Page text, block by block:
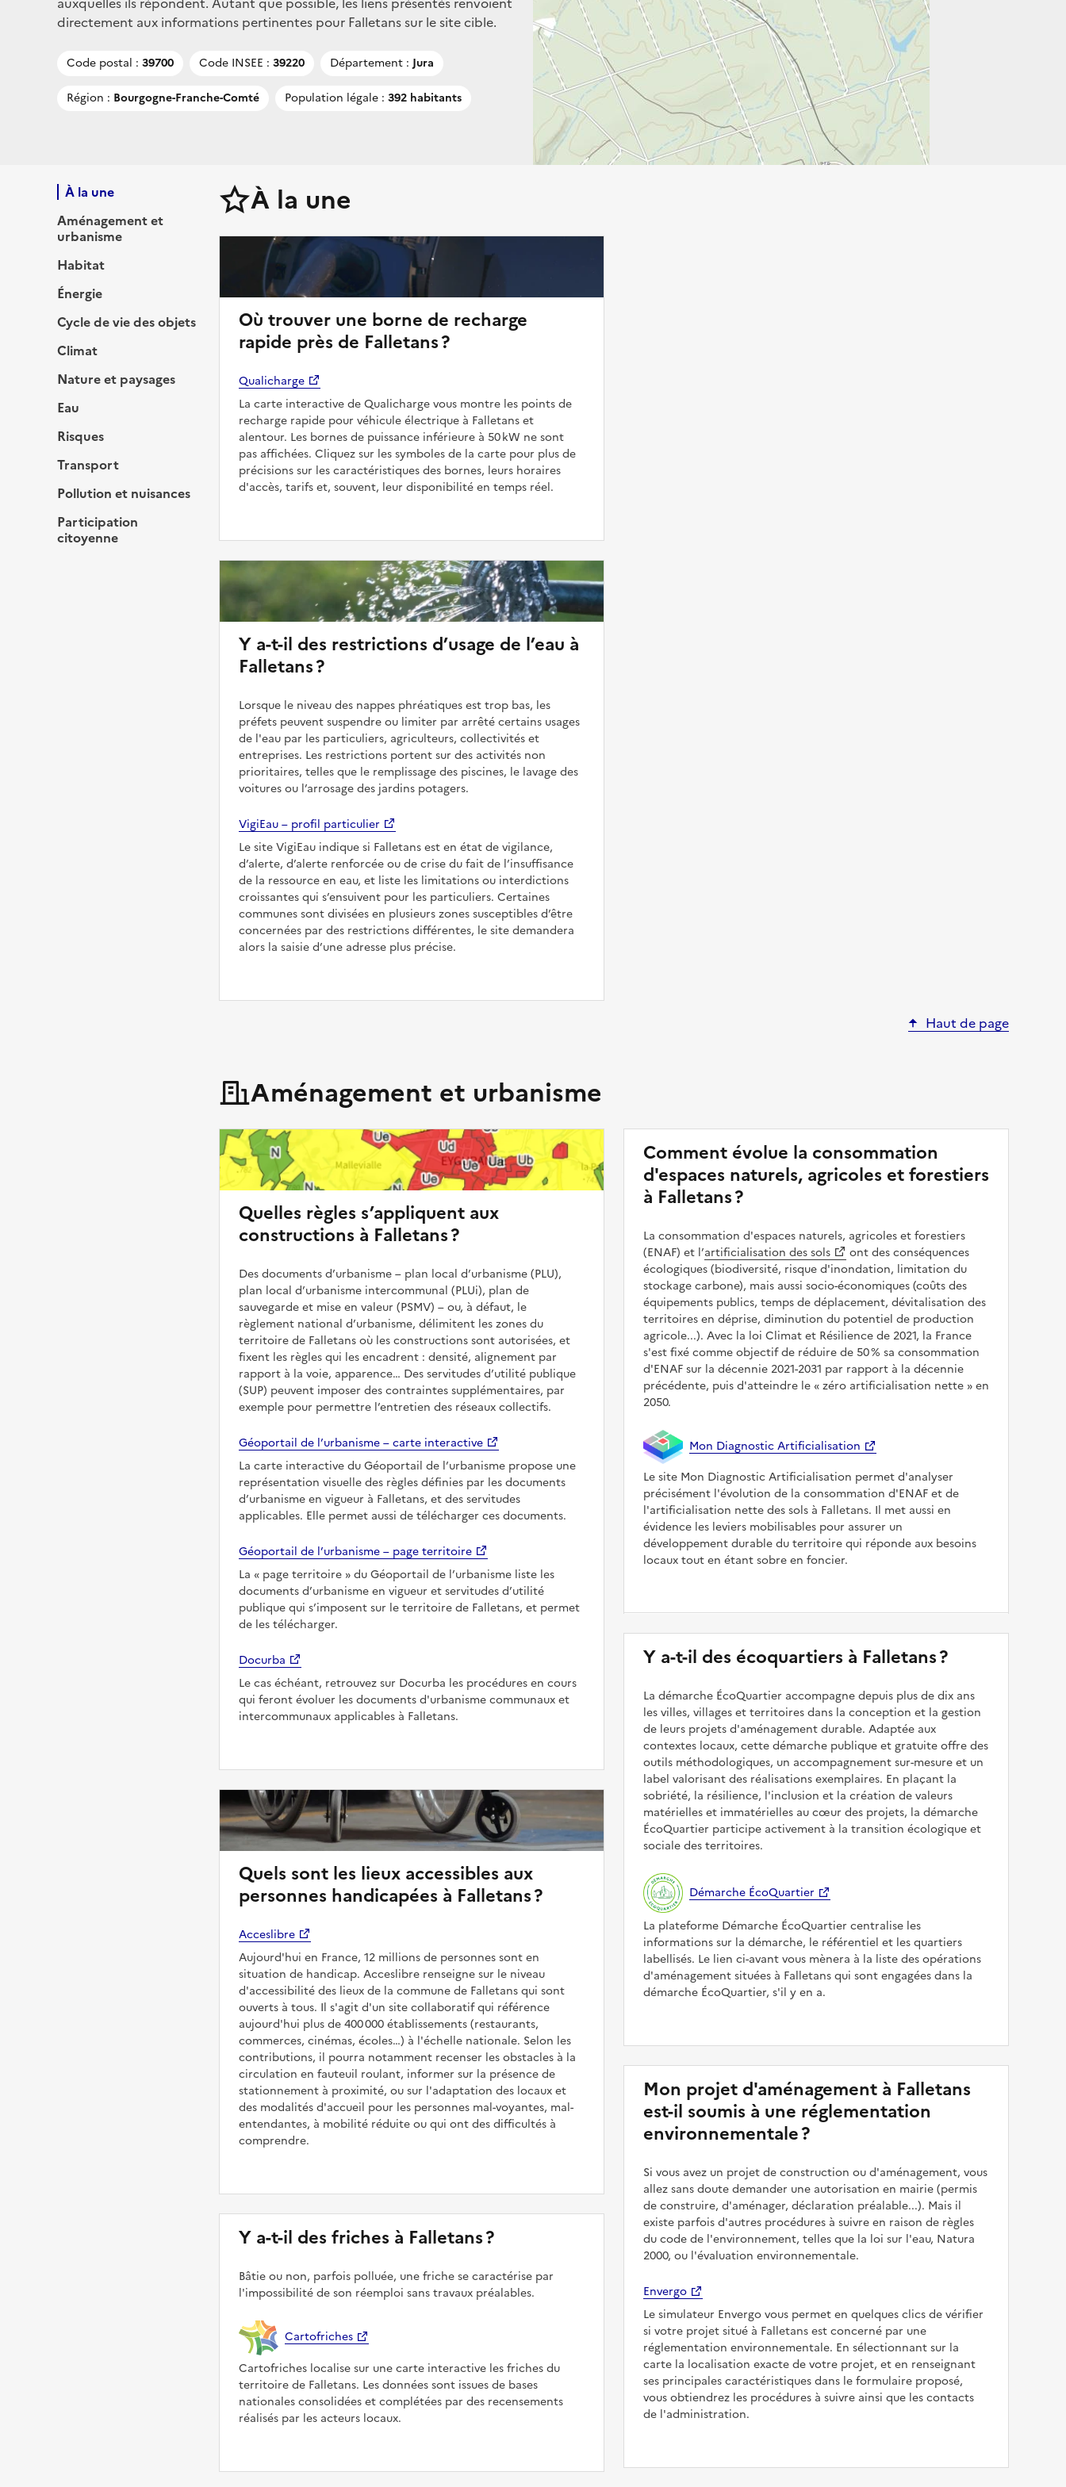
directement aux informations pertinentes pour Falletans sur le site cible.
Code postal : 39700 Code INSEE : 39220 Département : Jura
Région : Bourgogne-Franche-Comté Population légale : 392 habitants
À la une
Aménagement et
urbanisme
Habitat
Énergie
Cycle de vie des objets
Climat
Nature et paysages
Eau
Risques
Transport
Pollution et nuisances
Participation
citoyenne
À la une
Où trouver une borne de recharge
rapide près de Falletans ?
Qualicharge
La carte interactive de Qualicharge vous montre les points de
recharge rapide pour véhicule électrique à Falletans et
alentour. Les bornes de puissance inférieure à 50 kW ne sont
pas affichées. Cliquez sur les symboles de la carte pour plus de
précisions sur les caractéristiques des bornes, leurs horaires
d'accès, tarifs et, souvent, leur disponibilité en temps réel.
Y a-t-il des restrictions d’usage de l’eau à
Falletans ?
Lorsque le niveau des nappes phréatiques est trop bas, les
préfets peuvent suspendre ou limiter par arrêté certains usages
de l'eau par les particuliers, agriculteurs, collectivités et
entreprises. Les restrictions portent sur des activités non
prioritaires, telles que le remplissage des piscines, le lavage des
voitures ou l’arrosage des jardins potagers.
VigiEau – profil particulier
Le site VigiEau indique si Falletans est en état de vigilance,
d’alerte, d’alerte renforcée ou de crise du fait de l’insuffisance
de la ressource en eau, et liste les limitations ou interdictions
croissantes qui s’ensuivent pour les particuliers. Certaines
communes sont divisées en plusieurs zones susceptibles d’être
concernées par des restrictions différentes, le site demandera
alors la saisie d’une adresse plus précise.
Haut de page
Aménagement et urbanisme
Quelles règles s’appliquent aux
constructions à Falletans ?
Des documents d’urbanisme – plan local d’urbanisme (PLU),
plan local d’urbanisme intercommunal (PLUi), plan de
sauvegarde et mise en valeur (PSMV) – ou, à défaut, le
règlement national d’urbanisme, délimitent les zones du
territoire de Falletans où les constructions sont autorisées, et
fixent les règles qui les encadrent : densité, alignement par
rapport à la voie, apparence… Des servitudes d’utilité publique
(SUP) peuvent imposer des contraintes supplémentaires, par
exemple pour permettre l’entretien des réseaux collectifs.
Géoportail de l’urbanisme – carte interactive
La carte interactive du Géoportail de l’urbanisme propose une
représentation visuelle des règles définies par les documents
d’urbanisme en vigueur à Falletans, et des servitudes
applicables. Elle permet aussi de télécharger ces documents.
Géoportail de l’urbanisme – page territoire
La
page territoire
du Géoportail de l’urbanisme liste les
documents d’urbanisme en vigueur et servitudes d’utilité
publique qui s’imposent sur le territoire de Falletans, et permet
de les télécharger.
Docurba
Le cas échéant, retrouvez sur Docurba les procédures en cours
qui feront évoluer les documents d'urbanisme communaux et
intercommunaux applicables à Falletans.
Quels sont les lieux accessibles aux
personnes handicapées à Falletans ?
Acceslibre
Aujourd'hui en France, 12 millions de personnes sont en
situation de handicap. Acceslibre renseigne sur le niveau
d'accessibilité des lieux de la commune de Falletans qui sont
ouverts à tous. Il s'agit d'un site collaboratif qui référence
aujourd'hui plus de 400 000 établissements (restaurants,
commerces, cinémas, écoles…) à l'échelle nationale. Selon les
contributions, il pourra notamment recenser les obstacles à la
circulation en fauteuil roulant, informer sur la présence de
stationnement à proximité, ou sur l'adaptation des locaux et
des modalités d'accueil pour les personnes mal-voyantes, mal-
entendantes, à mobilité réduite ou qui ont des difficultés à
comprendre.
Y a-t-il des friches à Falletans ?
Bâtie ou non, parfois polluée, une friche se caractérise par
l'impossibilité de son réemploi sans travaux préalables.
Cartofriches
Cartofriches localise sur une carte interactive les friches du
territoire de Falletans. Les données sont issues de bases
nationales consolidées et complétées par des recensements
réalisés par les acteurs locaux.
Comment évolue la consommation
d'espaces naturels, agricoles et forestiers
à Falletans ?
La consommation d'espaces naturels, agricoles et forestiers
(ENAF) et l’artificialisation des sols
ont des conséquences
écologiques (biodiversité, risque d'inondation, limitation du
stockage carbone), mais aussi socio-économiques (coûts des
équipements publics, temps de déplacement, dévitalisation des
territoires en déprise, diminution du potentiel de production
agricole...). Avec la loi Climat et Résilience de 2021, la France
s'est fixé comme objectif de réduire de 50 % sa consommation
d'ENAF sur la décennie 2021-2031 par rapport à la décennie
précédente, puis d'atteindre le zéro artificialisation nette en
2050.
Mon Diagnostic Artificialisation
Le site Mon Diagnostic Artificialisation permet d'analyser
précisément l'évolution de la consommation d'ENAF et de
l'artificialisation nette des sols à Falletans. Il met aussi en
évidence les leviers mobilisables pour assurer un
développement durable du territoire qui réponde aux besoins
locaux tout en étant sobre en foncier.
Y a-t-il des écoquartiers à Falletans ?
La démarche ÉcoQuartier accompagne depuis plus de dix ans
les villes, villages et territoires dans la conception et la gestion
de leurs projets d'aménagement durable. Adaptée aux
contextes locaux, cette démarche publique et gratuite offre des
outils méthodologiques, un accompagnement sur-mesure et un
label valorisant des réalisations exemplaires. En plaçant la
sobriété, la résilience, l'inclusion et la création de valeurs
matérielles et immatérielles au cœur des projets, la démarche
ÉcoQuartier participe activement à la transition écologique et
sociale des territoires.
Démarche ÉcoQuartier
La plateforme Démarche ÉcoQuartier centralise les
informations sur la démarche, le référentiel et les quartiers
labellisés. Le lien ci-avant vous mènera à la liste des opérations
d'aménagement situées à Falletans qui sont engagées dans la
démarche ÉcoQuartier, s'il y en a.
Mon projet d'aménagement à Falletans
est-il soumis à une réglementation
environnementale ?
Si vous avez un projet de construction ou d'aménagement, vous
allez sans doute demander une autorisation en mairie (permis
de construire, d'aménager, déclaration préalable...). Mais il
existe parfois d'autres procédures à suivre en raison de règles
du code de l'environnement, telles que la loi sur l'eau, Natura
2000, ou l'évaluation environnementale.
Envergo
Le simulateur Envergo vous permet en quelques clics de vérifier
si votre projet situé à Falletans est concerné par une
réglementation environnementale. En sélectionnant sur la
carte la localisation exacte de votre projet, et en renseignant
ses principales caractéristiques dans le formulaire proposé,
vous obtiendrez les procédures à suivre ainsi que les contacts
de l'administration.